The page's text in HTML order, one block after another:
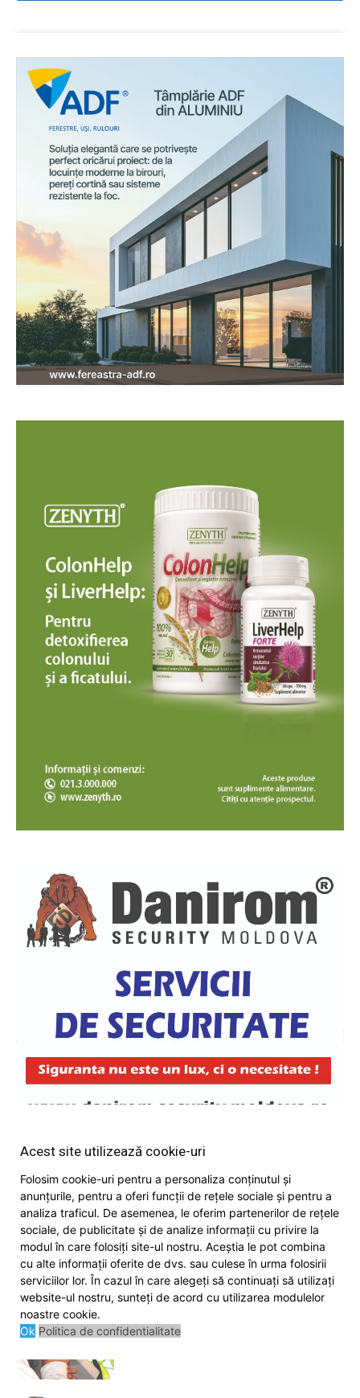
News Week
SUBSCRIBE NOW
Company
Ultimele ştiri
Acest site utilizează cookie-uri
Folosim cookie-uri pentru a personaliza conținutul și
anunțurile, pentru a oferi funcții de rețele sociale și pentru a
analiza traficul. De asemenea, le oferim partenerilor de rețele
sociale, de publicitate și de analize informații cu privire la
modul în care folosiți site-ul nostru. Aceștia le pot combina
cu alte informații oferite de dvs. sau culese în urma folosirii
serviciilor lor. În cazul în care alegeți să continuați să utilizați
website-ul nostru, sunteți de acord cu utilizarea modulelor
noastre cookie.
Ok Politica de confidentialitate